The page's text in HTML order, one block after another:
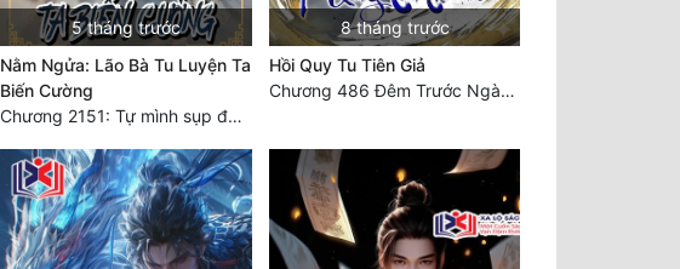
5 tháng trước
Nằm Ngửa: Lão Bà Tu Luyện Ta
Biến Cường
Chương 2151: Tự mình sụp đổ, nhận biết hủy diệt
8 tháng trước
Hồi Quy Tu Tiên Giả
Chương 486 Đêm Trước Ngày Tận Thế (3)